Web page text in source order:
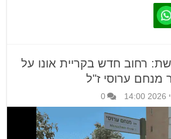
רחוב חדש בקריית אונו על
מנחם ערוסי ז"ל
0